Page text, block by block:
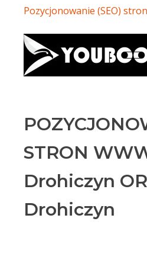
Pozycjonowanie (SEO) stron
STRON
Drohiczyn
Drohiczyn